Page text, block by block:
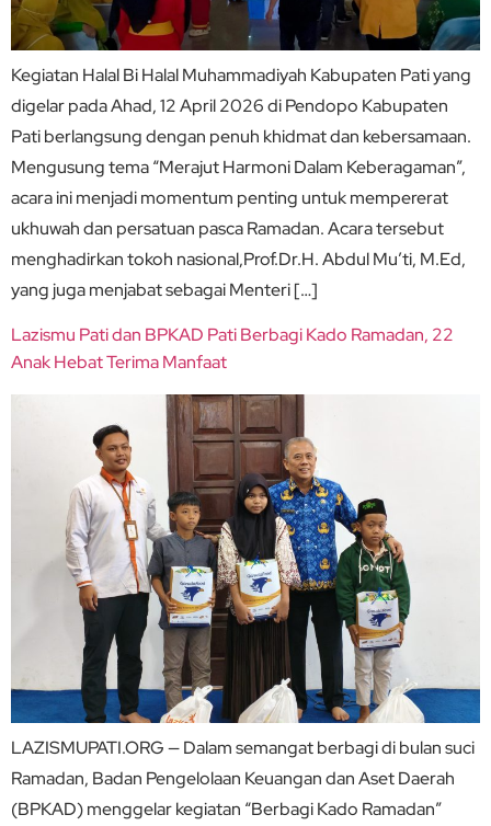
Kegiatan Halal Bi Halal Muhammadiyah Kabupaten Pati yang
digelar pada Ahad, 12 April 2026 di Pendopo Kabupaten
Pati berlangsung dengan penuh khidmat dan kebersamaan.
Mengusung tema “Merajut Harmoni Dalam Keberagaman”,
acara ini menjadi momentum penting untuk mempererat
ukhuwah dan persatuan pasca Ramadan. Acara tersebut
menghadirkan tokoh nasional,Prof.Dr.H. Abdul Mu’ti, M.Ed,
yang juga menjabat sebagai Menteri […]
Lazismu Pati dan BPKAD Pati Berbagi Kado Ramadan, 22
Anak Hebat Terima Manfaat
LAZISMUPATI.ORG — Dalam semangat berbagi di bulan suci
Ramadan, Badan Pengelolaan Keuangan dan Aset Daerah
(BPKAD) menggelar kegiatan “Berbagi Kado Ramadan”